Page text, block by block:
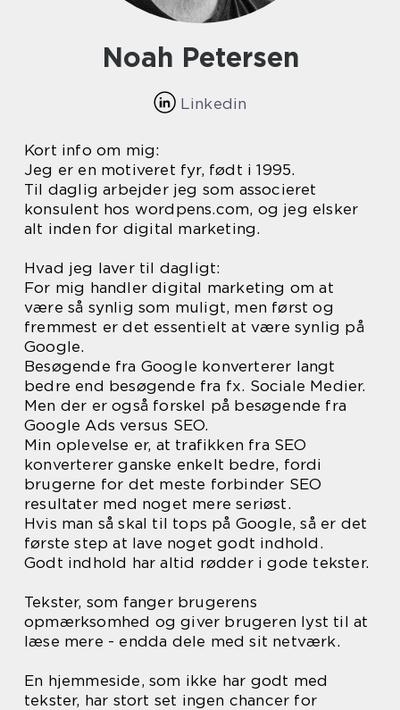
Noah Petersen
Linkedin
Kort info om mig:
Jeg er en motiveret fyr, født i 1995.
Til daglig arbejder jeg som associeret
konsulent hos wordpens.com, og jeg elsker
alt inden for digital marketing.
Hvad jeg laver til dagligt:
For mig handler digital marketing om at
være så synlig som muligt, men først og
fremmest er det essentielt at være synlig på
Google.
Besøgende fra Google konverterer langt
bedre end besøgende fra fx. Sociale Medier.
Men der er også forskel på besøgende fra
Google Ads versus SEO.
Min oplevelse er, at trafikken fra SEO
konverterer ganske enkelt bedre, fordi
brugerne for det meste forbinder SEO
resultater med noget mere seriøst.
Hvis man så skal til tops på Google, så er det
første step at lave noget godt indhold.
Godt indhold har altid rødder i gode tekster.
Tekster, som fanger brugerens
opmærksomhed og giver brugeren lyst til at
læse mere - endda dele med sit netværk.
En hjemmeside, som ikke har godt med
tekster, har stort set ingen chancer for